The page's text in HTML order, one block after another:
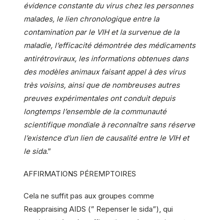
évidence constante du virus chez les personnes
malades, le lien chronologique entre la
contamination par le VIH et la survenue de la
maladie, l’efficacité démontrée des médicaments
antirétroviraux, les informations obtenues dans
des modèles animaux faisant appel à des virus
très voisins, ainsi que de nombreuses autres
preuves expérimentales ont conduit depuis
longtemps l’ensemble de la communauté
scientifique mondiale à reconnaître sans réserve
l’existence d’un lien de causalité entre le VIH et
le sida.”
AFFIRMATIONS PÉREMPTOIRES
Cela ne suffit pas aux groupes comme
Reappraising AIDS (” Repenser le sida”), qui